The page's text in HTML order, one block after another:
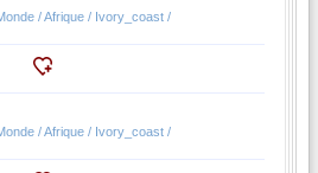
/ Afrique / Ivory_coast /
/ Afrique / Ivory_coast /